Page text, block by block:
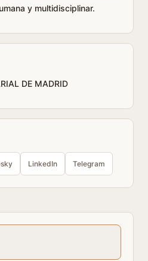
y multidisciplinar.
DE MADRID
LinkedIn Telegram